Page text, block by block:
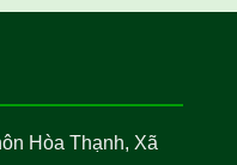
Hòa Thạnh, Xã